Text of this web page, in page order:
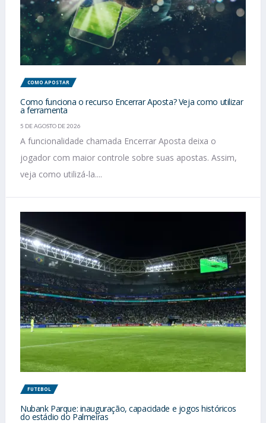
COMO APOSTAR
Como funciona o recurso Encerrar Aposta? Veja como utilizar
a ferramenta
5 DE AGOSTO DE 2026
A funcionalidade chamada Encerrar Aposta deixa o
jogador com maior controle sobre suas apostas. Assim,
veja como utilizá-la....
FUTEBOL
Nubank Parque: inauguração, capacidade e jogos históricos
do estádio do Palmeiras